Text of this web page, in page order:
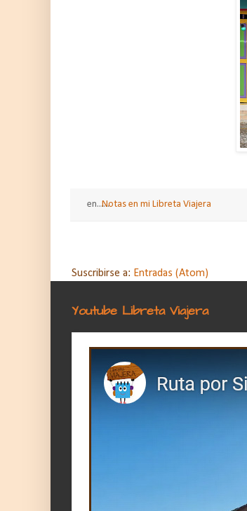
en......Notas en mi Libreta Viajera
Suscribirse a: Entradas (Atom)
Youtube Libreta Viajera